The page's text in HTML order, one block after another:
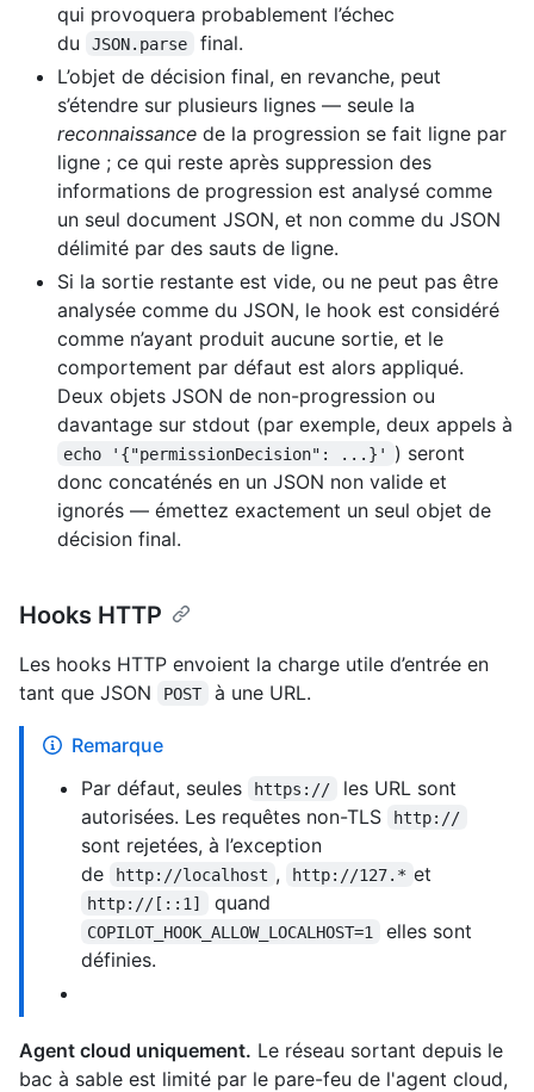
qui provoquera probablement l’échec
du
JSON.parse
final.
L’objet de décision final, en revanche, peut
s’étendre sur plusieurs lignes — seule la
reconnaissance de la progression se fait ligne par
ligne ; ce qui reste après suppression des
informations de progression est analysé comme
un seul document JSON, et non comme du JSON
délimité par des sauts de ligne.
Si la sortie restante est vide, ou ne peut pas être
analysée comme du JSON, le hook est considéré
comme n’ayant produit aucune sortie, et le
comportement par défaut est alors appliqué.
Deux objets JSON de non-progression ou
davantage sur stdout (par exemple, deux appels à
echo '{"permissionDecision": ...}'
) seront
donc concaténés en un JSON non valide et
ignorés — émettez exactement un seul objet de
décision final.
Hooks HTTP
Les hooks HTTP envoient la charge utile d’entrée en
tant que JSON
POST à une URL.
Remarque
Par défaut, seules
https://
les URL sont
autorisées. Les requêtes non-TLS
http://
sont rejetées, à l’exception
de
http://localhost , http://127.* et
http://[::1] quand
COPILOT_HOOK_ALLOW_LOCALHOST=1
elles sont
définies.
Agent cloud uniquement. Le réseau sortant depuis le
bac à sable est limité par le pare-feu de l'agent cloud,